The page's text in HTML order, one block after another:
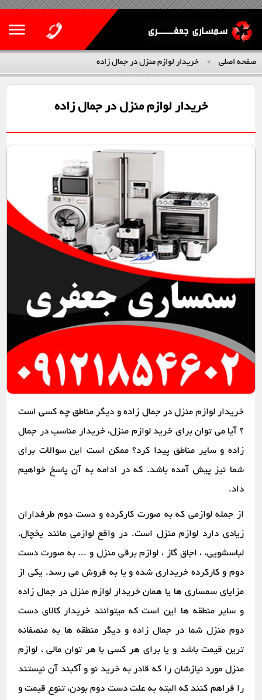
صفحه اصلی > خریدار لوازم منزل در جمال زاده
خریدار لوازم منزل در جمال زاده
خریدار لوازم منزل در جمال زاده و دیگر مناطق چه کسی است
؟ آیا می توان برای خرید لوازم منزل، خریدار مناسب در جمال
زاده و سایر مناطق پیدا کرد؟ ممکن است این سوالات برای
شما نیز پیش آمده باشد. که در ادامه به آن پاسخ خواهیم
داد.
از جمله لوازمی که به صورت کارکرده و دست دوم طرفداران
زیادی دارد لوازم منزل است. در واقع لوازمی مانند یخچال،
لباسشویی، ، اجاق گاز ، لوازم برقی منزل و ... به صورت دست
دوم و کارکرده خریداری شده و یا به فروش می رسد. یکی از
مزایای سمساری ها یا همان خریدار لوازم منزل در جمال زاده
و سایر منطقه ها این است که میتوانند خریدار کالای دست
دوم منزل شما در جمال زاده و دیگر منطقه ها به منصفانه
ترین قیمت باشد و یا برای هر کسی با هر توان مالی ، لوازم
منزل مورد نیازشان را که قادر به خرید نو و آکبند آن نیستند
را فراهم کنند که البته به علت دست دوم بودن، تنوع قیمت و